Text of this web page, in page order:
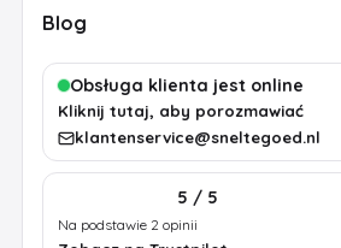
Blog
Obsługa klienta jest online
Kliknij tutaj, aby porozmawiać
klantenservice@sneltegoed.nl
5 / 5
Na podstawie 2 opinii